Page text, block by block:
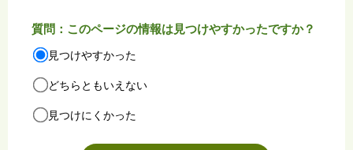
質問：このページの情報は見つけやすかったですか？
見つけやすかった
どちらともいえない
見つけにくかった